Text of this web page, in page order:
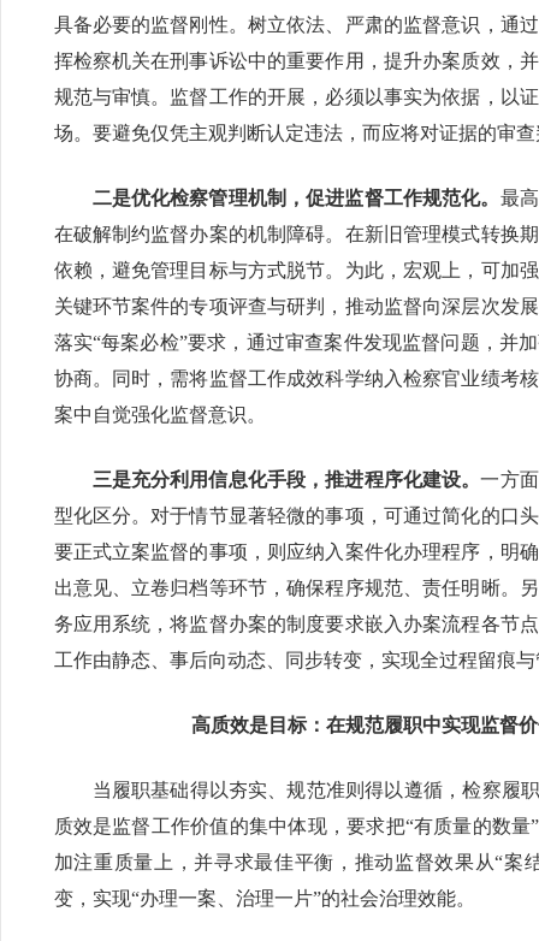
具备必要的监督刚性。树立依法、严肃的监督意识，通
挥检察机关在刑事诉讼中的重要作用，提升办案质效，
规范与审慎。监督工作的开展，必须以事实为依据，以
场。要避免仅凭主观判断认定违法，而应将对证据的审
二是优化检察管理机制，促进监督工作规范化。 最
在破解制约监督办案的机制障碍。在新旧管理模式转换
依赖，避免管理目标与方式脱节。为此，宏观上，可加
关键环节案件的专项评查与研判，推动监督向深层次发
落实“每案必检”要求，通过审查案件发现监督问题，并
协商。同时，需将监督工作成效科学纳入检察官业绩考
案中自觉强化监督意识。
三是充分利用信息化手段，推进程序化建设。一方
型化区分。对于情节显著轻微的事项，可通过简化的口
要正式立案监督的事项，则应纳入案件化办理程序，明
出意见、立卷归档等环节，确保程序规范、责任明晰。
务应用系统，将监督办案的制度要求嵌入办案流程各节
工作由静态、事后向动态、同步转变，实现全过程留痕
高质效是目标：在规范履职中实现监督
当履职基础得以夯实、规范准则得以遵循，检察履
质效是监督工作价值的集中体现，要求把“有质量的数量
加注重质量上，并寻求最佳平衡，推动监督效果从“案
变，实现“办理一案、治理一片”的社会治理效能。